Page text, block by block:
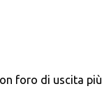
foro di uscita